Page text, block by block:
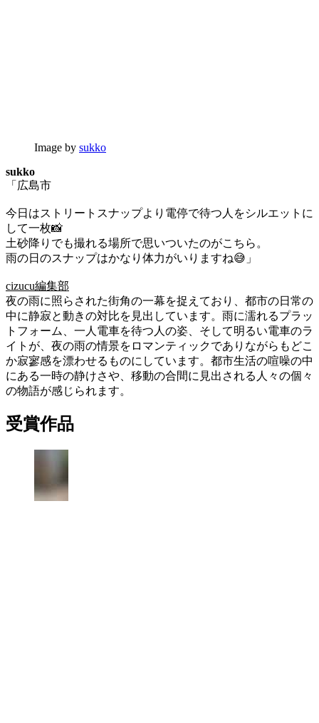
Image by sukko
sukko
「広島市
今日はストリートスナップより電停で待つ人をシルエットに
して一枚📸
土砂降りでも撮れる場所で思いついたのがこちら。
雨の日のスナップはかなり体力がいりますね😅」
cizucu編集部
夜の雨に照らされた街角の一幕を捉えており、都市の日常の
中に静寂と動きの対比を見出しています。雨に濡れるプラッ
トフォーム、一人電車を待つ人の姿、そして明るい電車のラ
イトが、夜の雨の情景をロマンティックでありながらもどこ
か寂寥感を漂わせるものにしています。都市生活の喧噪の中
にある一時の静けさや、移動の合間に見出される人々の個々
の物語が感じられます。
受賞作品